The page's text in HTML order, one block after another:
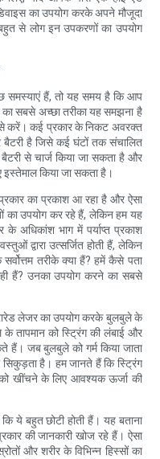
का उपयोग करके अपने मौजूदा
से लोग इन उपकरणों का उपयोग
समस्याएं हैं, तो यह समय है कि आप
सबसे अच्छा तरीका यह समझना है
करें। कई प्रकार के निकट अवरक्त
है जिसे कई घंटों तक संचालित
से चार्ज किया जा सकता है और
किया जा सकता है।
का प्रकाश आ रहा है और ऐसा
का उपयोग कर रहे हैं, लेकिन हम यह
अधिकांश भाग में पर्याप्त प्रकाश
द्वारा उत्सर्जित होती हैं, लेकिन
तरीके क्या हैं? हमें कैसे पता
हैं? उनका उपयोग करने का सबसे
लेजर का उपयोग करके बुलबुले के
तापमान को स्ट्रिंग की लंबाई और
हैं। जब बुलबुले को गर्म किया जाता
है। हम जानते हैं कि स्ट्रिंग
खींचने के लिए आवश्यक ऊर्जा की
ये बहुत छोटी होती हैं। यह बताना
की जानकारी खोज रहे हैं। ऐसा
और शरीर के विभिन्न हिस्सों का